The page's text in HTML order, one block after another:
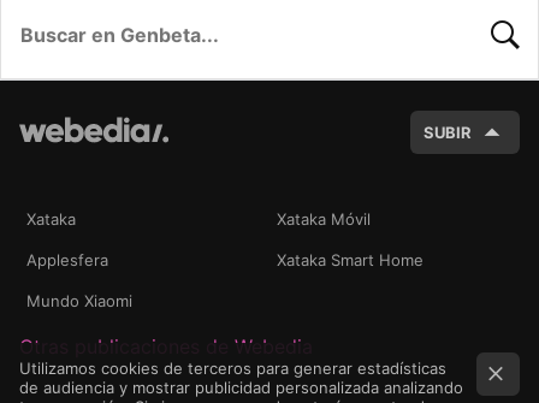
SUBIR
Xataka Xataka Móvil
Applesfera Xataka Smart Home
Mundo Xiaomi
Otras publicaciones de Webedia
Utilizamos cookies de terceros para generar estadísticas
de audiencia y mostrar publicidad personalizada analizando